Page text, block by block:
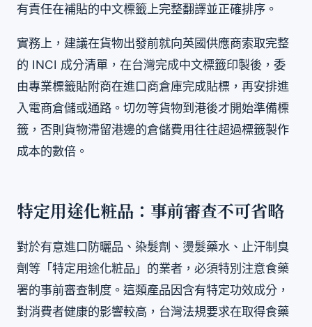
有責任在補貼的中文標籤上完整翻譯並正確排序。
實務上，建議在貨物出發前就向英國供應商索取完整
的 INCI 成分清單，在台灣完成中文標籤印製後，委
由專業標籤貼附商在進口商倉庫完成貼標，再安排進
入電商倉儲或通路。切勿等貨物到港後才開始準備標
籤，否則貨物滯留港邊的倉儲費用往往超過標籤製作
成本的數倍。
特定用途化粧品：事前審查不可省略
對於有意進口防曬品、染髮劑、燙髮藥水、止汗制臭
劑等「特定用途化粧品」的業者，必須特別注意食藥
署的事前審查制度。這類產品因含有特定功效成分，
對消費者健康的影響較高，台灣法規要求在取得食藥